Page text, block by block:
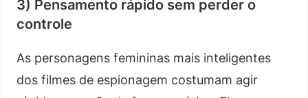
3) Pensamento rápido sem perder o
controle
As personagens femininas mais inteligentes
dos filmes de espionagem costumam agir